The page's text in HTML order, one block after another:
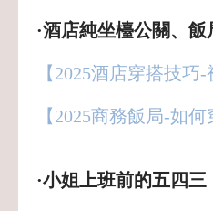
·酒店純坐檯公關、
【2025酒店穿搭技巧-
【2025商務飯局-如何
·小姐上班前的五四三